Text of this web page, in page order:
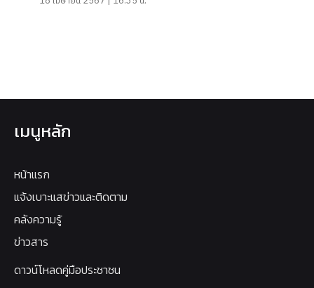
เมนูหลัก
หน้าแรก
แจ้งเบาะแสข่าวและติดตาม
คลังความรู้
ข่าวสาร
ดาวน์โหลดคู่มือประชาชน